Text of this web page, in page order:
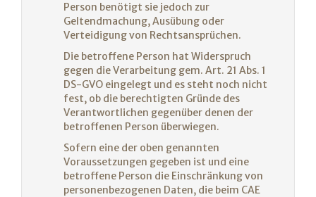
Person benötigt sie jedoch zur
Geltendmachung, Ausübung oder
Verteidigung von Rechtsansprüchen.
Die betroffene Person hat Widerspruch
gegen die Verarbeitung gem. Art. 21 Abs. 1
DS-GVO eingelegt und es steht noch nicht
fest, ob die berechtigten Gründe des
Verantwortlichen gegenüber denen der
betroffenen Person überwiegen.
Sofern eine der oben genannten
Voraussetzungen gegeben ist und eine
betroffene Person die Einschränkung von
personenbezogenen Daten, die beim CAE